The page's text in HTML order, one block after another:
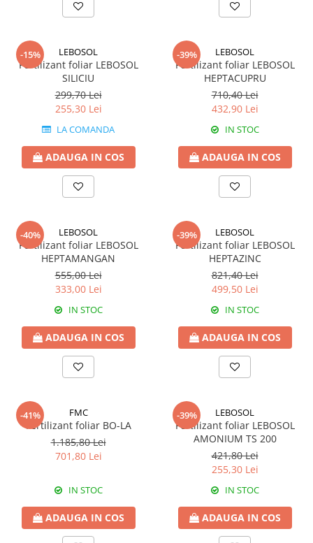
Insecticide
CIREȘ
Fungicide
Biostimulatori
Fertilizanți foliari
COACĂZ
Erbicide
Insecticide
CONIFERE
Erbicide
Fertilizanți foliari
Insecticide
Fertilizanți foliari
CORIANDRU
Fungicide
CULTURI FLORICOLE ȘI
ORNAMENTALE
Biostimulatori
Adjuvanți
GAZON
Insecticide
Fertilizanți foliari
GRĂDINI
Insecticide
Fertilizanti foliari
Fungicide
Insecticide
Biostimulatori
Fertilizanți foliari
Biostimulatori
Fertilizanți foliari
Dezinfectant sol
Insecticide
Fungicide
Adjuvanți
HAMEI
Fungicide
-15% LEBOSOL
Fertilizant foliar LEBOSOL
SILICIU
299,70 Lei
255,30 Lei
LA COMANDA
ADAUGA IN COS
-39% LEBOSOL
Fertilizant foliar LEBOSOL
HEPTACUPRU
710,40 Lei
432,90 Lei
IN STOC
ADAUGA IN COS
-40% LEBOSOL
Fertilizant foliar LEBOSOL
HEPTAMANGAN
555,00 Lei
333,00 Lei
IN STOC
ADAUGA IN COS
-39% LEBOSOL
Fertilizant foliar LEBOSOL
HEPTAZINC
821,40 Lei
499,50 Lei
IN STOC
ADAUGA IN COS
-41% FMC
Fertilizant foliar BO-LA
1.185,80 Lei
701,80 Lei
IN STOC
ADAUGA IN COS
-39% LEBOSOL
Fertilizant foliar LEBOSOL
AMONIUM TS 200
421,80 Lei
255,30 Lei
IN STOC
ADAUGA IN COS